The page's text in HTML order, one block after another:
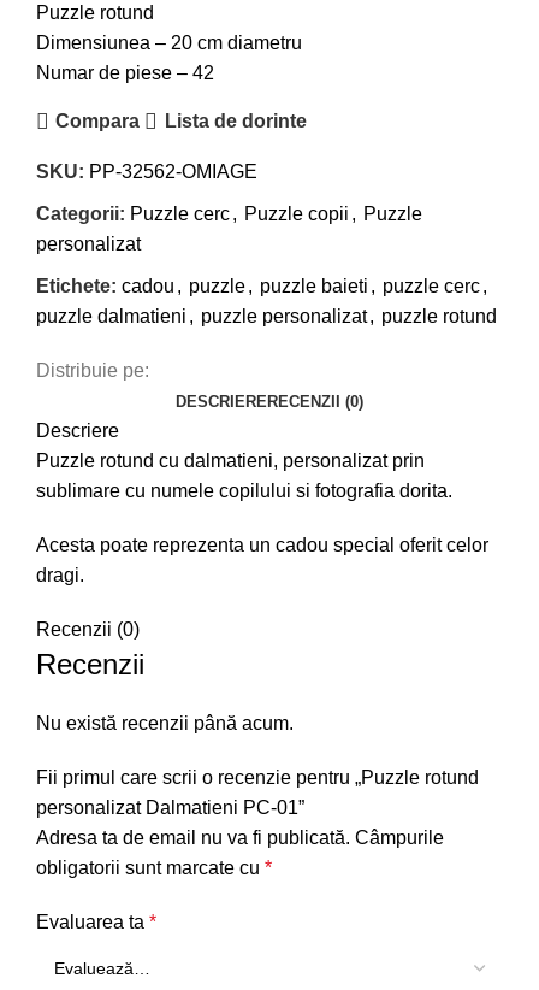
a
fost:
35,00 lei.
29,00 lei.
Puzzle rotund
Dimensiunea – 20 cm diametru
Numar de piese – 42
Compara Lista de dorinte
SKU: PP-32562-OMIAGE
Categorii: Puzzle cerc, Puzzle copii , Puzzle
personalizat
Etichete: cadou , puzzle, puzzle baieti , puzzle cerc,
puzzle dalmatieni , puzzle personalizat, puzzle rotund
Distribuie pe:
DESCRIERE RECENZII (0)
Descriere
Puzzle rotund cu dalmatieni, personalizat prin
sublimare cu numele copilului si fotografia dorita.
Acesta poate reprezenta un cadou special oferit celor
dragi.
Recenzii (0)
Recenzii
Nu există recenzii până acum.
Fii primul care scrii o recenzie pentru „Puzzle rotund
personalizat Dalmatieni PC-01”
Adresa ta de email nu va fi publicată. Câmpurile
obligatorii sunt marcate cu *
Evaluarea ta *